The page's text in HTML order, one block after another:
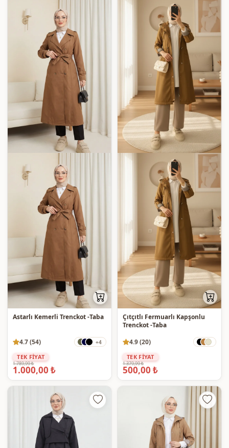
Astarlı Kemerli Trenckot -Taba
4.7 (54) +4
TEK FİYAT
1.789,99 ₺
1.000,00 ₺
Çıtçıtlı Fermuarlı Kapşonlu
Trenckot -Taba
4.9 (20)
TEK FİYAT
1.379,99 ₺
500,00 ₺